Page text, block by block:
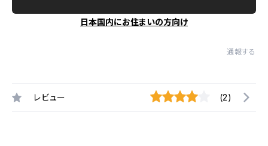
日本国内にお住まいの方向け
通報する
レビュー (2)